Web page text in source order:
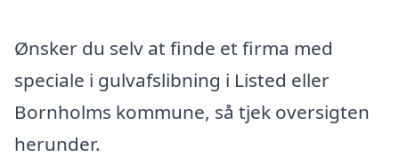
Ønsker du selv at finde et firma med
speciale i gulvafslibning i Listed eller
Bornholms kommune, så tjek oversigten
herunder.